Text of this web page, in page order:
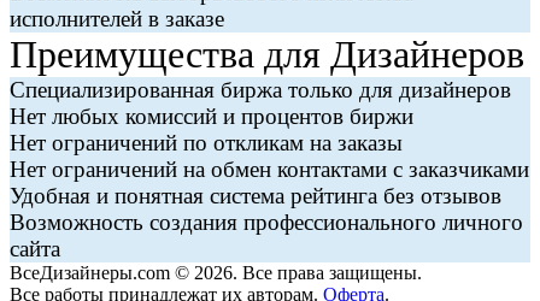
исполнителей в заказе
Преимущества для Дизайнеров
Специализированная биржа только для дизайнеров
Нет любых комиссий и процентов биржи
Нет ограничений по откликам на заказы
Нет ограничений на обмен контактами с заказчиками
Удобная и понятная система рейтинга без отзывов
Возможность создания профессионального личного
сайта
ВсеДизайнеры.com © 2026. Все права защищены.
Все работы принадлежат их авторам. Оферта.